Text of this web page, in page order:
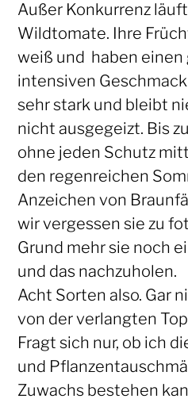
Außer Konkurrenz
Wildtomate. Ihre
weiß und haben einen
intensiven
sehr stark und bleibt
nicht ausgegeizt. Bis
ohne jeden Schutz
den regenreichen
Anzeichen von
wir vergessen sie zu
Grund mehr sie noch
und das nachzuholen.
Acht Sorten also. Gar
von der verlangten
Fragt sich nur, ob ich
und
Zuwachs bestehen